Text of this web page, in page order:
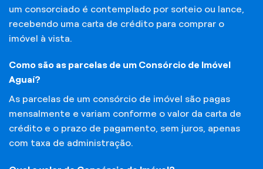
um consorciado é contemplado por sorteio ou lance,
recebendo uma carta de crédito para comprar o
imóvel à vista.
Como são as parcelas de um Consórcio de Imóvel
Aguaí?
As parcelas de um consórcio de imóvel são pagas
mensalmente e variam conforme o valor da carta de
crédito e o prazo de pagamento, sem juros, apenas
com taxa de administração.